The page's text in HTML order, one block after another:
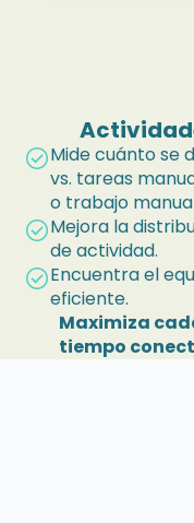
check_circleMide cuánto se
vs. tareas
o trabajo
check_circleMejora la
de actividad.
check_circleEncuentra el
eficiente.
Maximiza
tiempo